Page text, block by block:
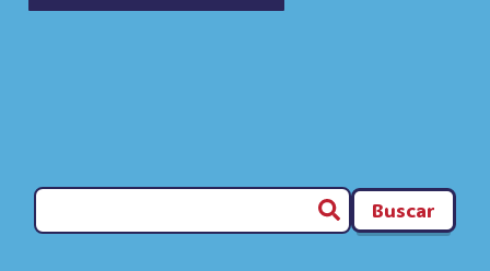
Buscar